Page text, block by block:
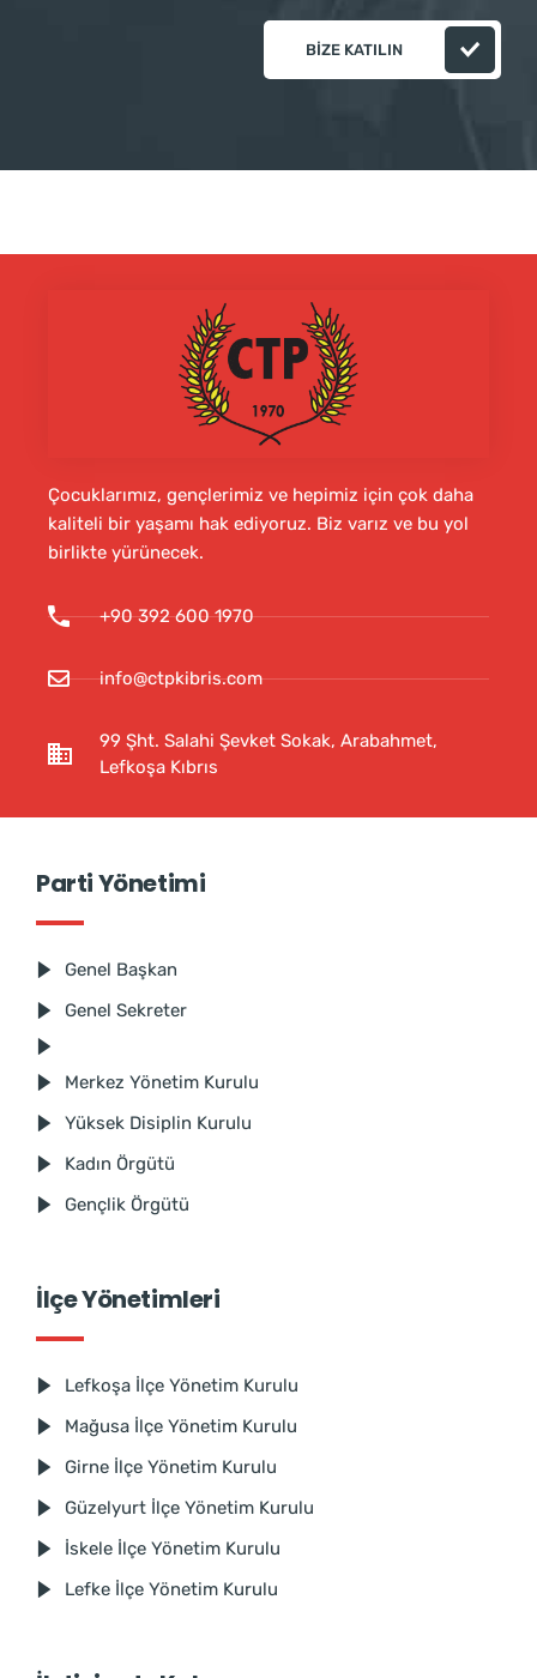
BIZE KATILIN
Çocuklarımız, gençlerimiz ve hepimiz için çok daha
kaliteli bir yaşamı hak ediyoruz. Biz varız ve bu yol
birlikte yürünecek.
+90 392 600 1970
info@ctpkibris.com
99 Şht. Salahi Şevket Sokak, Arabahmet,
Lefkoşa Kıbrıs
Parti Yönetimi
Genel Başkan
Genel Sekreter
Merkez Yönetim Kurulu
Yüksek Disiplin Kurulu
Kadın Örgütü
Gençlik Örgütü
İlçe Yönetimleri
Lefkoşa İlçe Yönetim Kurulu
Mağusa İlçe Yönetim Kurulu
Girne İlçe Yönetim Kurulu
Güzelyurt İlçe Yönetim Kurulu
İskele İlçe Yönetim Kurulu
Lefke İlçe Yönetim Kurulu